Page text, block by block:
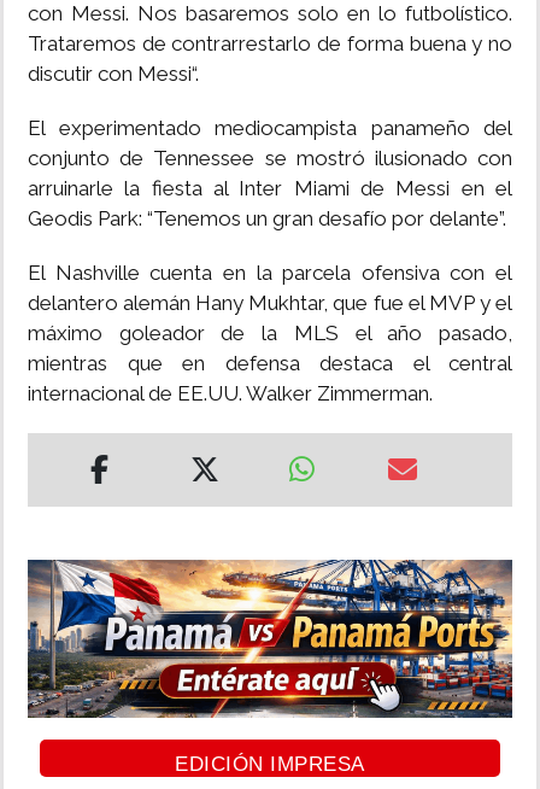
con Messi. Nos basaremos solo en lo futbolístico.
Trataremos de contrarrestarlo de forma buena y no
discutir con Messi“.
El experimentado mediocampista panameño del
conjunto de Tennessee se mostró ilusionado con
arruinarle la fiesta al Inter Miami de Messi en el
Geodis Park: “Tenemos un gran desafío por delante”.
El Nashville cuenta en la parcela ofensiva con el
delantero alemán Hany Mukhtar, que fue el MVP y el
máximo goleador de la MLS el año pasado,
mientras que en defensa destaca el central
internacional de EE.UU. Walker Zimmerman.
EDICIÓN IMPRESA